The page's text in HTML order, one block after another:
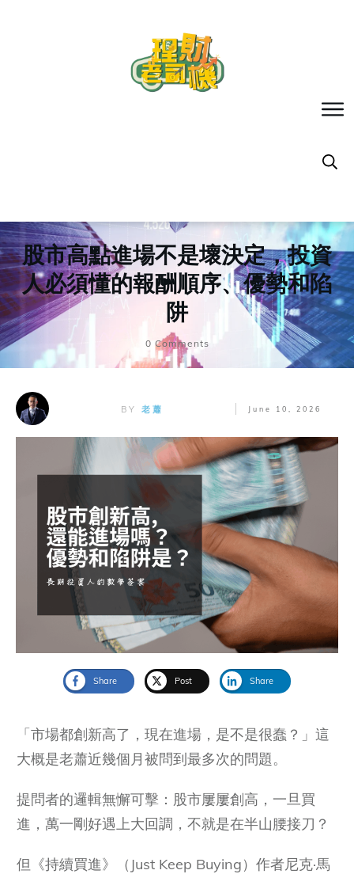
股市高點進場不是壞決定，投資
人必須懂的報酬順序、優勢和陷
阱
0 Comments
BY 老蕭 June 10, 2026
Share Post Share
「市場都創新高了，現在進場，是不是很蠢？」這
大概是老蕭近幾個月被問到最多次的問題。
提問者的邏輯無懈可擊：股市屢屢創高，一旦買
進，萬一剛好遇上大回調，不就是在半山腰接刀？
但《持續買進》（Just Keep Buying）作者尼克·馬